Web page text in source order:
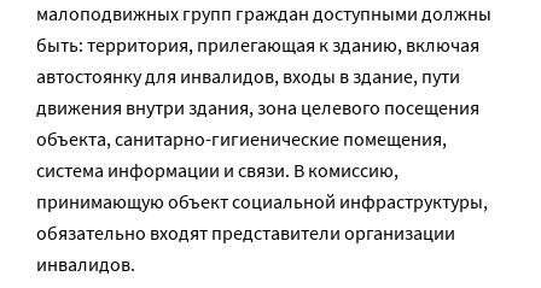
малоподвижных групп граждан доступными должны
быть: территория, прилегающая к зданию, включая
автостоянку для инвалидов, входы в здание, пути
движения внутри здания, зона целевого посещения
объекта, санитарно-гигиенические помещения,
система информации и связи. В комиссию,
принимающую объект социальной инфраструктуры,
обязательно входят представители организации
инвалидов.